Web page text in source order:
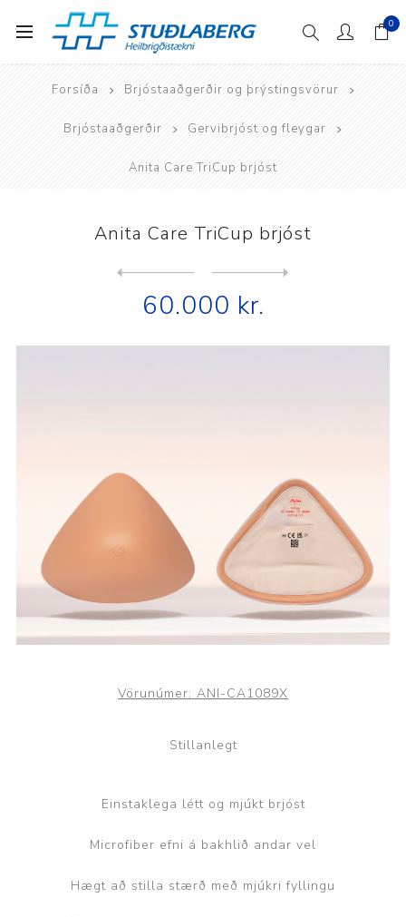
0
Forsíða Brjóstaaðgerðir og þrýstingsvörur
Brjóstaaðgerðir Gervibrjóst og fleygar
Anita Care TriCup brjóst
Anita Care TriCup brjóst
60.000 kr.
Vörunúmer: ANI-CA1089X
Stillanlegt
Einstaklega létt og mjúkt brjóst
Microfiber efni á bakhlið andar vel
Hægt að stilla stærð með mjúkri fyllingu